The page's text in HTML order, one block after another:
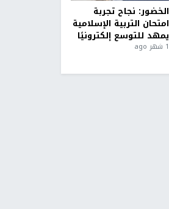
الخضور: نجاح تجربة
امتحان التربية الإسلامية
يمهد للتوسع إلكترونيًا
1 شهر ago